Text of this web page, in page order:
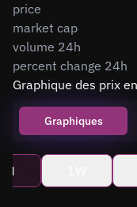
price
market cap
volume 24h
percent change 24h
Graphique des prix
Graphiques